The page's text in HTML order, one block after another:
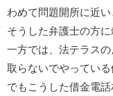
わめて問題開所に近
そうした弁護士の方に
一方では、法テラス
取らないでやってい
でもこうした借金電